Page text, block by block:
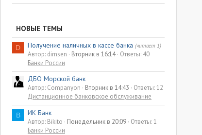
НОВЫЕ ТЕМЫ
D Получение наличных в кассе банка (читает 1)
Автор: dimsen Вторник в 16:14 Ответы: 40
Банки России
ДБО Морской банк
Автор: Companyon Вторник в 14:43
Ответы: 12
Дистанционное банковское обслуживание
B ИК Банк
Автор: Bikito Понедельник в 20:09 Ответы: 1
Банки России